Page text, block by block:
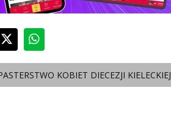
KOBIET DIECEZJI KIELECKIEJ